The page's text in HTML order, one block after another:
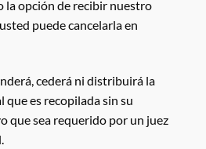
la opción de recibir nuestro
puede cancelarla en
cederá ni distribuirá la
es recopilada sin su
que sea requerido por un juez